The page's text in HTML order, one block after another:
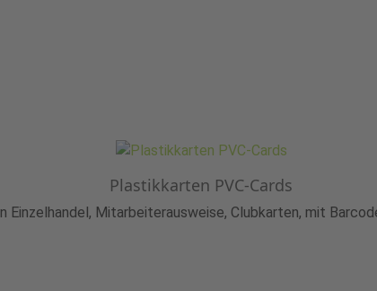
Plastikkarten PVC-Cards
Einzelhandel, Mitarbeiterausweise, Clubkarten, mit